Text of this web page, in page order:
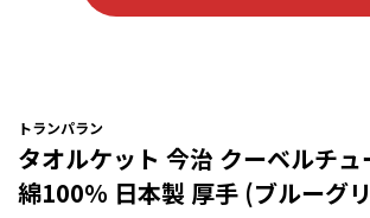
トランパラン
タオルケット 今治 クーベルチ
綿100％ 日本製 厚手 (ブルーグ